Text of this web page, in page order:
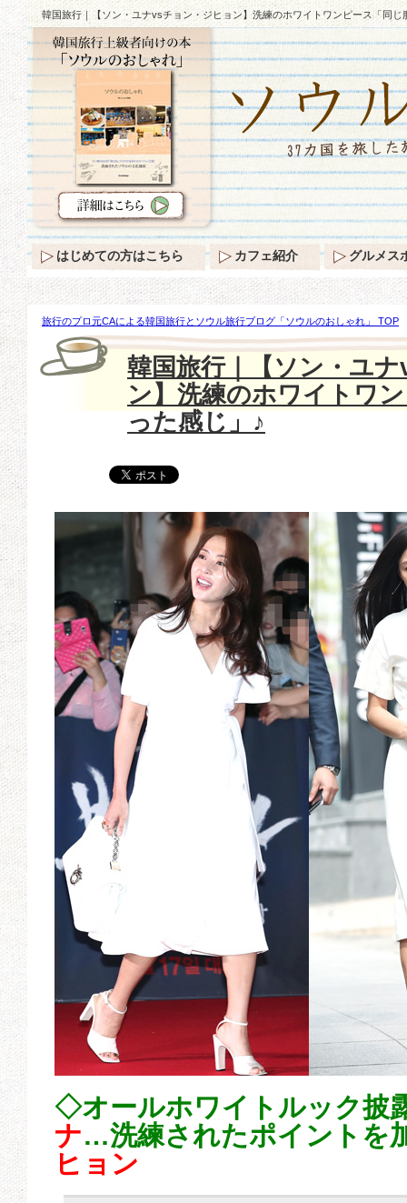
韓国旅行｜【ソン・ユナvsチョン・ジヒョン】洗練のホワイトワンピース「同じ
旅行のプロ元CAによる韓国旅行とソウル旅行ブログ「ソウルのおしゃれ」 TOP
ユナvsチョン・ジヒョン】洗練のホワイトワンピース「同じ服で違った感じ」♪
韓国旅行｜【ソン・ユ
ン】洗練のホワイトワ
った感じ」♪
◇オールホワイトルック披
ナ…洗練されたポイントを
ヒョン
はじめての方はこちら カフェ紹介 グルメス